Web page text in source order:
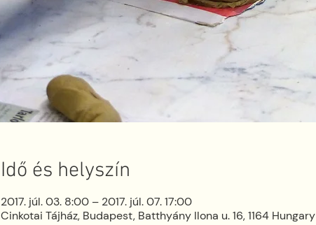
Idő és helyszín
2017. júl. 03. 8:00 – 2017. júl. 07. 17:00
Cinkotai Tájház, Budapest, Batthyány Ilona u. 16, 1164 Hungary